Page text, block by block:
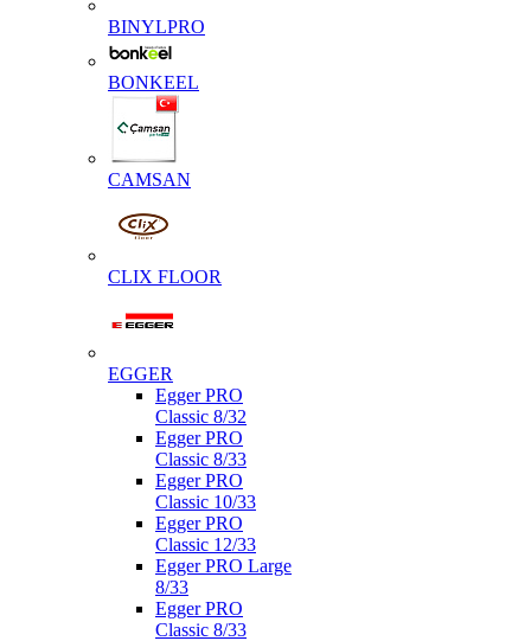
BINYLPRO
BONKEEL
CAMSAN
CLIX FLOOR
EGGER
Egger PRO
Classic 8/32
Egger PRO
Classic 8/33
Egger PRO
Classic 10/33
Egger PRO
Classic 12/33
Egger PRO Large
8/33
Egger PRO
Classic 8/33